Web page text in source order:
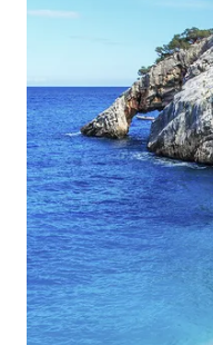
Vedi la nostra offerta
Uffici
Trova l'ufficio più vicino
Chi siamo
La nostra organizzazione
Carriera
Lavora con noi